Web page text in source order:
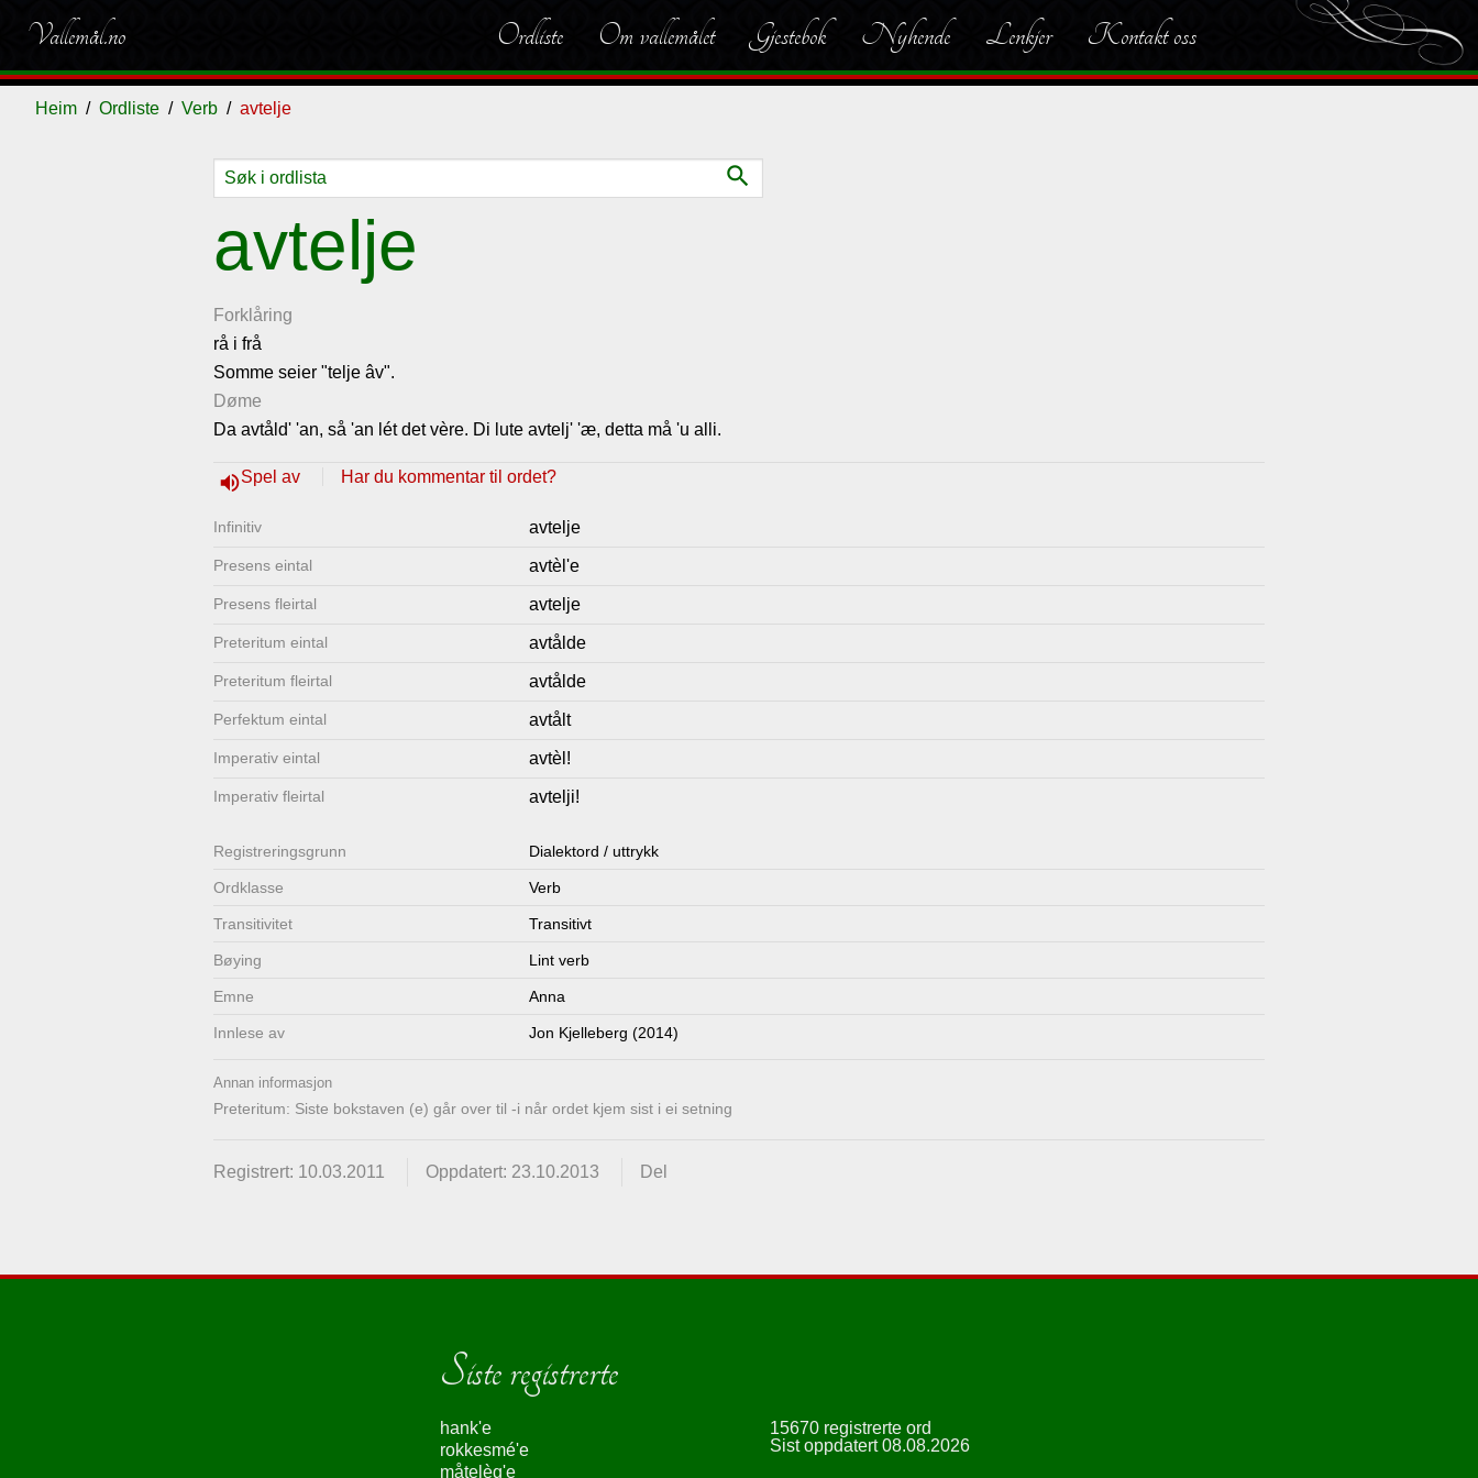
Vallemål.no Ordliste Om vallemålet Gjestebok Nyhende Lenkjer Kontakt oss
Heim Ordliste Verb avtelje
search
avtelje
Forklåring
rå i frå
Somme seier "telje âv".
Døme
Da avtåld' 'an, så 'an lét det vère. Di lute avtelj' 'æ, detta må 'u alli.
volume_upSpel av Har du kommentar til ordet?
Infinitiv avtelje
Presens eintal avtèl'e
Presens fleirtal avtelje
Preteritum eintal avtålde
Preteritum fleirtal avtålde
Perfektum eintal avtålt
Imperativ eintal avtèl!
Imperativ fleirtal avtelji!
Registrerings­grunn Dialektord / uttrykk
Ordklasse Verb
Transitivitet Transitivt
Bøying Lint verb
Emne Anna
Innlese av Jon Kjelleberg (2014)
Annan informasjon
Preteritum: Siste bokstaven (e) går over til -i når ordet kjem sist i ei setning
Registrert: 10.03.2011 Oppdatert: 23.10.2013 Del
Siste registrerte
hank'e
rokkesmé'e
måtelèg'e
15670 registrerte ord
Sist oppdatert 08.08.2026